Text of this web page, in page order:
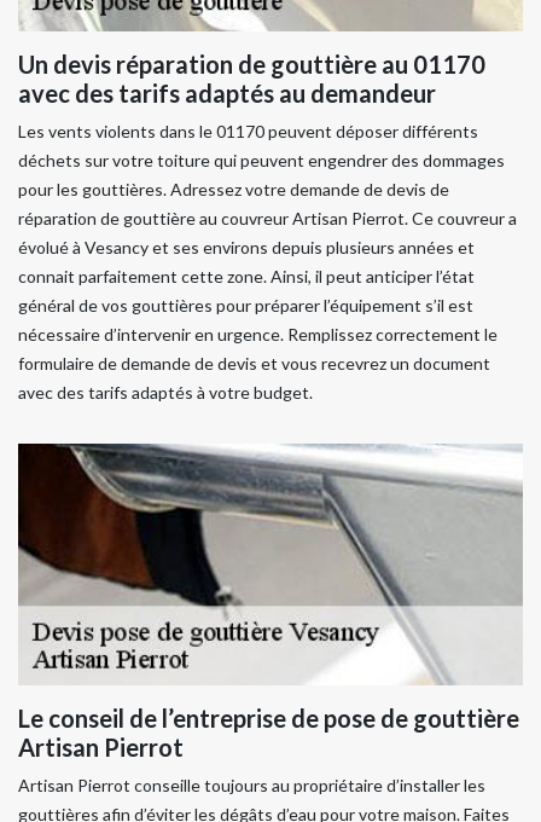
Un devis réparation de gouttière au 01170
avec des tarifs adaptés au demandeur
Les vents violents dans le 01170 peuvent déposer différents
déchets sur votre toiture qui peuvent engendrer des dommages
pour les gouttières. Adressez votre demande de devis de
réparation de gouttière au couvreur Artisan Pierrot. Ce couvreur a
évolué à Vesancy et ses environs depuis plusieurs années et
connait parfaitement cette zone. Ainsi, il peut anticiper l’état
général de vos gouttières pour préparer l’équipement s’il est
nécessaire d’intervenir en urgence. Remplissez correctement le
formulaire de demande de devis et vous recevrez un document
avec des tarifs adaptés à votre budget.
Le conseil de l’entreprise de pose de gouttière
Artisan Pierrot
Artisan Pierrot conseille toujours au propriétaire d’installer les
gouttières afin d’éviter les dégâts d’eau pour votre maison. Faites